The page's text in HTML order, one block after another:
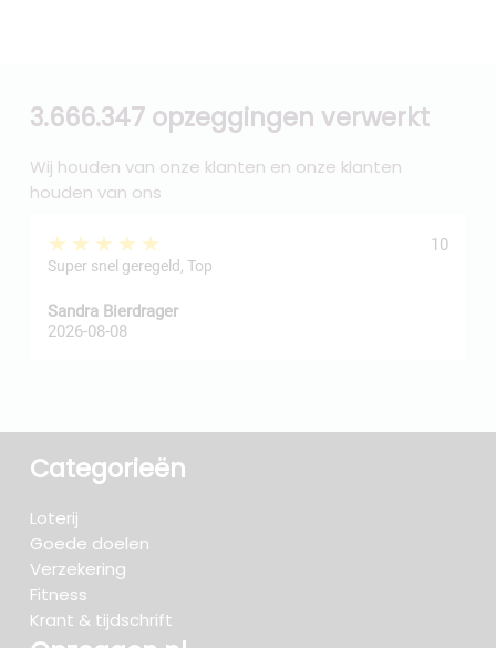
3.666.347 opzeggingen verwerkt
Wij houden van onze klanten en onze klanten
houden van ons
★★★★★ 10
Super snel geregeld, Top
Sandra Bierdrager
2026-08-08
Categorieën
Loterij
Goede doelen
Verzekering
Fitness
Krant & tijdschrift